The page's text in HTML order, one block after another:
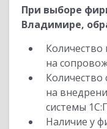
При выборе
Владимире,
на
Количество
на
системы
Наличие у